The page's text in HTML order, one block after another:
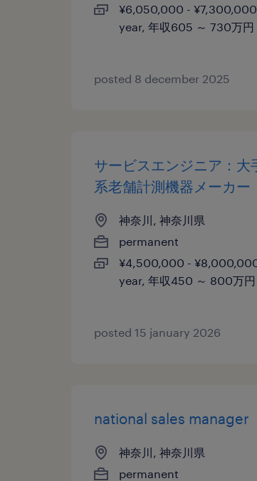
¥6,050,000 -
year, 年収605 ～ 730万円
posted 8 december 2025
サービスエンジニア：大
系老舗計測機器メーカー
神奈川, 神奈川県
permanent
¥4,500,000 -
year, 年収450 ～ 800万円
posted 15 january 2026
national sales manager
神奈川, 神奈川県
permanent